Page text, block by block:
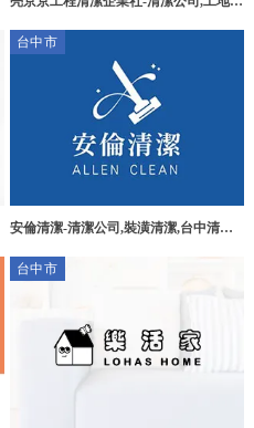
工地清潔
台中市
安倫清潔-清潔公司,裝潢清潔,台中清潔
台中市